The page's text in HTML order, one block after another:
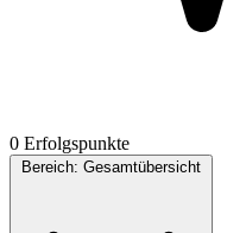
0 Erfolgspunkte
Bereich: Gesamtübersicht